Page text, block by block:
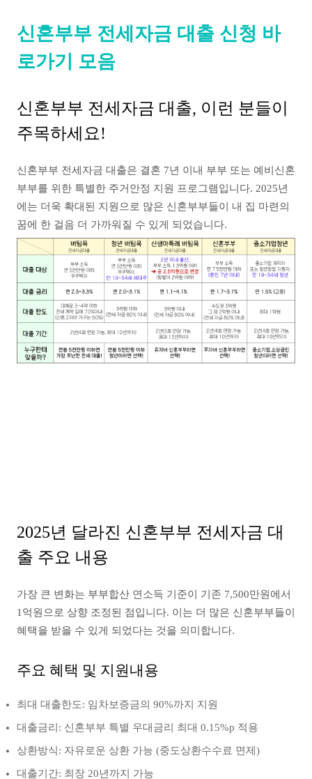
신혼부부 전세자금 대출 신청 바
로가기 모음
신혼부부 전세자금 대출, 이런 분들이
주목하세요!
신혼부부 전세자금 대출은 결혼 7년 이내 부부 또는 예비신혼
부부를 위한 특별한 주거안정 지원 프로그램입니다. 2025년
에는 더욱 확대된 지원으로 많은 신혼부부들이 내 집 마련의
꿈에 한 걸음 더 가까워질 수 있게 되었습니다.
2025년 달라진 신혼부부 전세자금 대
출 주요 내용
가장 큰 변화는 부부합산 연소득 기준이 기존 7,500만원에서
1억원으로 상향 조정된 점입니다. 이는 더 많은 신혼부부들이
혜택을 받을 수 있게 되었다는 것을 의미합니다.
주요 혜택 및 지원내용
최대 대출한도: 임차보증금의 90%까지 지원
대출금리: 신혼부부 특별 우대금리 최대 0.15%p 적용
상환방식: 자유로운 상환 가능 (중도상환수수료 면제)
대출기간: 최장 20년까지 가능